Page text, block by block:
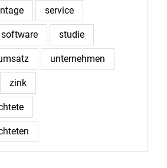
service
software studie
unternehmen
zink